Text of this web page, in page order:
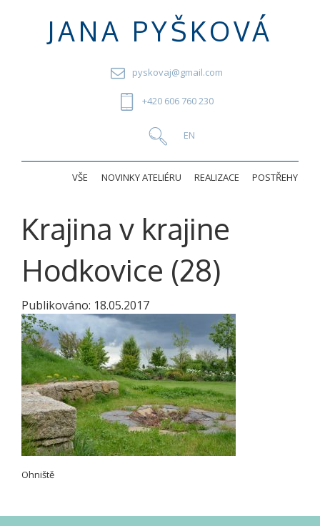
JANA PYŠKOVÁ
pyskovaj@gmail.com
+420 606 760 230
VŠE NOVINKY ATELIÉRU REALIZACE POSTŘEHY
Krajina v krajine
Hodkovice (28)
Publikováno: 18.05.2017
Ohniště